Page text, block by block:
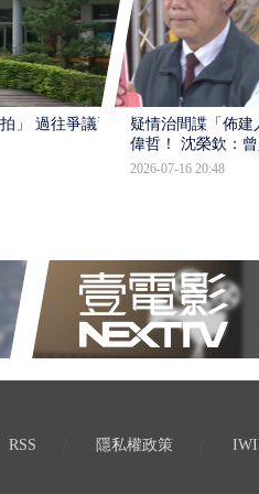
」 過往爭議遭
疑情治間諜「佈
偉哲！ 沈榮欽：
2026-07-16 20:48
RSS 隱私權政策